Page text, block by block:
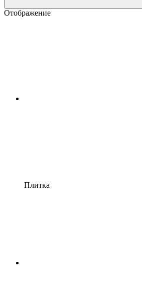
Отображение
Плитка